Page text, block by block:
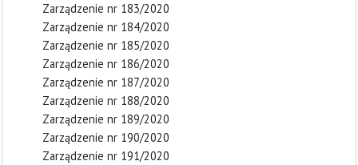
Zarządzenie nr 183/2020
Zarządzenie nr 184/2020
Zarządzenie nr 185/2020
Zarządzenie nr 186/2020
Zarządzenie nr 187/2020
Zarządzenie nr 188/2020
Zarządzenie nr 189/2020
Zarządzenie nr 190/2020
Zarządzenie nr 191/2020